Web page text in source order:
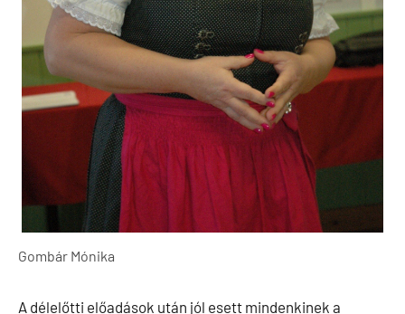
Gombár Mónika
A délelőtti előadások után jól esett mindenkinek a